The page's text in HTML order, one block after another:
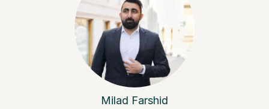
Milad Farshid